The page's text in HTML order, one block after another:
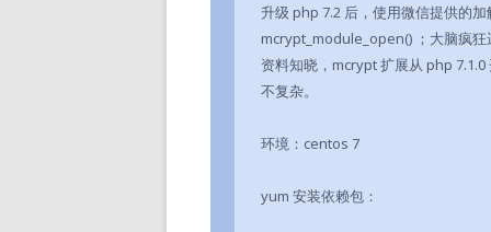
升级 php 7.2 后，使用微信提供的
mcrypt_module_open() ；大脑疯
资料知晓，mcrypt 扩展从 php
不复杂。
环境：centos 7
yum 安装依赖包：